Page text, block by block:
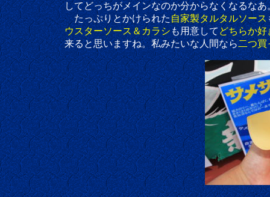
してどっちがメインなのか分からなくなるなあ
たっぷりとかけられた自家製タルタルソース
ウスターソース＆カラシも用意してどちらか好
来ると思いますね。私みたいな人間なら二つ買